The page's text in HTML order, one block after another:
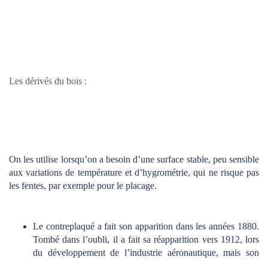
Les dérivés du bois :
On les utilise lorsqu’on a besoin d’une surface stable, peu sensible
aux variations de température et d’hygrométrie, qui ne risque pas
les fentes, par exemple pour le placage.
Le contreplaqué a fait son apparition dans les années 1880.
Tombé dans l’oubli, il a fait sa réapparition vers 1912, lors
du développement de l’industrie aéronautique, mais son